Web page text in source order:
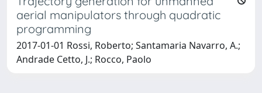
aerial manipulators through quadratic
programming
2017-01-01 Rossi, Roberto; Santamaria Navarro, A.;
Andrade Cetto, J.; Rocco, Paolo